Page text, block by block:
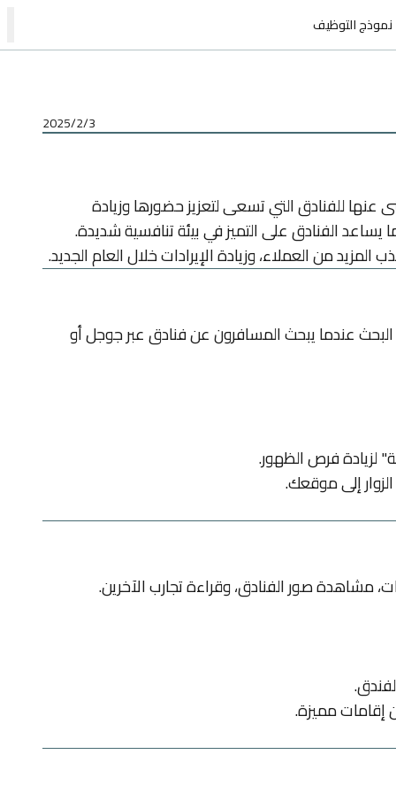
نموذج التوظيف
3‏/2‏/2025
عنها للفنادق التي تسعى لتعزيز حضورها وزيادة
المزيد من العملاء، وزيادة الإيرادات خلال العام الجديد.
عندما يبحث المسافرون عن فنادق عبر جوجل أو
لزيادة فرص الظهور.
إلى موقعك.
مشاهدة صور الفنادق، وقراءة تجارب الآخرين.
إقامات مميزة.